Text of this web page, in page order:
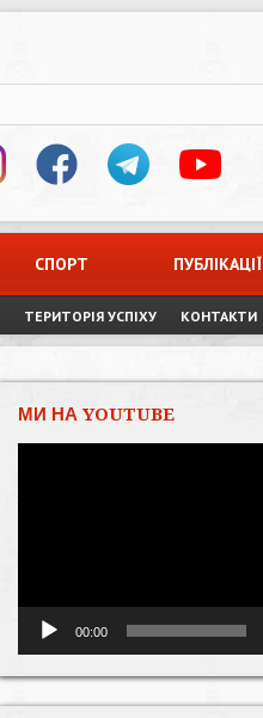
СПОРТ ПУБЛІКАЦІЇ
ТЕРИТОРІЯ УСПІХУ КОНТАКТИ
МИ НА YOUTUBE
00:00